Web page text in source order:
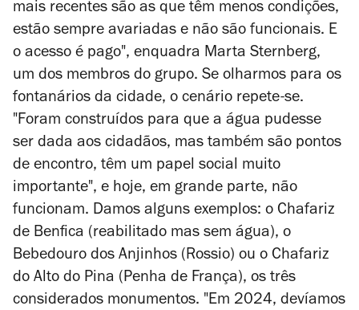
mais recentes são as que têm menos condições,
estão sempre avariadas e não são funcionais. E
o acesso é pago", enquadra Marta Sternberg,
um dos membros do grupo. Se olharmos para os
fontanários da cidade, o cenário repete-se.
"Foram construídos para que a água pudesse
ser dada aos cidadãos, mas também são pontos
de encontro, têm um papel social muito
importante", e hoje, em grande parte, não
funcionam. Damos alguns exemplos: o Chafariz
de Benfica (reabilitado mas sem água), o
Bebedouro dos Anjinhos (Rossio) ou o Chafariz
do Alto do Pina (Penha de França), os três
considerados monumentos. "Em 2024, devíamos